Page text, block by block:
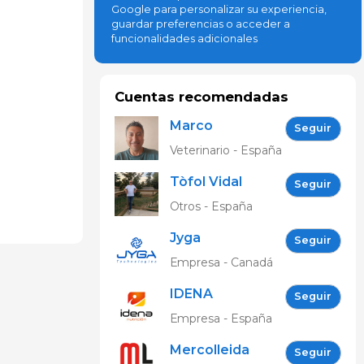
Google para personalizar su experiencia,
guardar preferencias o acceder a
funcionalidades adicionales
Cuentas recomendadas
Marco
Antonio
Seguir
Veterinario - España
Tòfol Vidal Seguir
Otros - España
Jyga
Technologies
Seguir
Empresa - Canadá
IDENA
NUTRICIÓN
Seguir
Empresa - España
Mercolleida Seguir